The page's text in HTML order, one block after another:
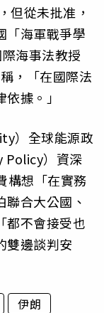
但從未批准，
「海軍戰爭學
海事法教授
，「在國際法
據。」
）全球能源政
Policy）資深
構想「在實務
合大公國、
都不會接受也
雙邊談判安
伊朗